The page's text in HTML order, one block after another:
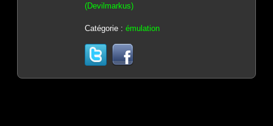
(Devilmarkus)
Catégorie : émulation